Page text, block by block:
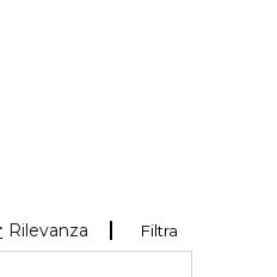
Filtra
Rilevanza